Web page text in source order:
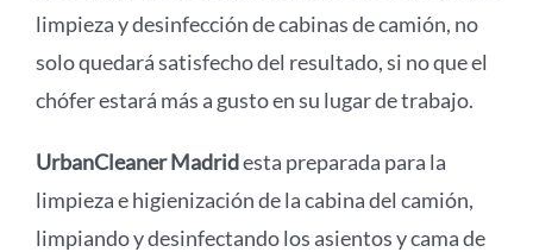
limpieza y desinfección de cabinas de camión, no
solo quedará satisfecho del resultado, si no que el
chófer estará más a gusto en su lugar de trabajo.
UrbanCleaner Madridesta preparada para la
limpieza e higienización de la cabina del camión,
limpiando y desinfectando los asientos y cama de